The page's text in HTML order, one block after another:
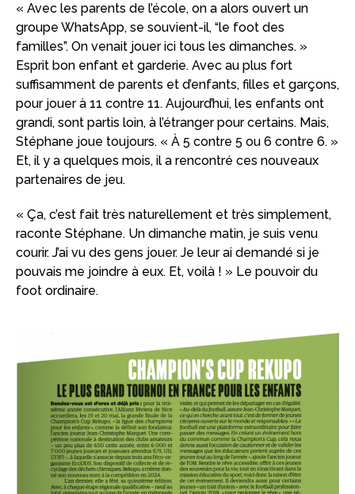
« Avec les parents de l’école, on a alors ouvert un
groupe WhatsApp, se souvient-il, “le foot des
familles”. On venait jouer ici tous les dimanches. »
Esprit bon enfant et garderie. Avec au plus fort
suffisamment de parents et d’enfants, filles et garçons,
pour jouer à 11 contre 11. Aujourd’hui, les enfants ont
grandi, sont partis loin, à l’étranger pour certains. Mais,
Stéphane joue toujours. « À 5 contre 5 ou 6 contre 6. »
Et, il y a quelques mois, il a rencontré ces nouveaux
partenaires de jeu.
« Ça, c’est fait très naturellement et très simplement,
raconte Stéphane. Un dimanche matin, je suis venu
courir. J’ai vu des gens jouer. Je leur ai demandé si je
pouvais me joindre à eux. Et, voilà ! » Le pouvoir du
foot ordinaire.